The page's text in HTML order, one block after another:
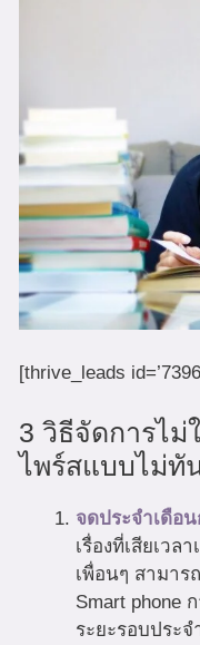
[thrive_leads
3 วิธีจัดการไม่
ไพร์สแบบไม่ทั
จดประจำเดือ
เรื่องที่เสียเวล
เพื่อนๆ สามาร
Smart phone
ระยะรอบประจ